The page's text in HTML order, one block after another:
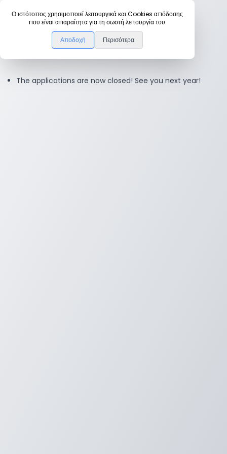
Ο ιστότοπος χρησιμοποιεί λειτουργικά και Cookies απόδοσης
που είναι απαραίτητα για τη σωστή λειτουργία του.
Αποδοχή Περισότερα
Home
Application Form
The applications are now closed! See you next year!